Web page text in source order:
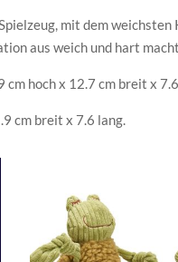
mit dem
aus weich und hart
hoch x 12.7 cm breit x
cm breit x 7.6 lang.